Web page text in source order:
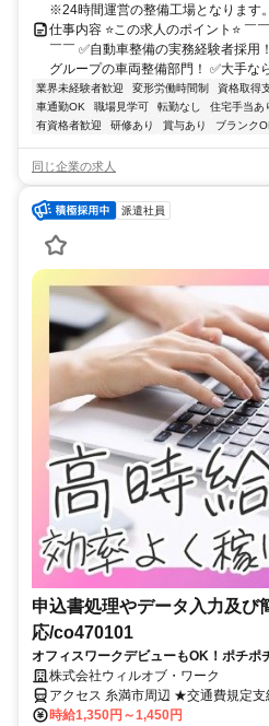
※24時間運営の整備工場となります
仕事内容 ⭐この求人のポイント⭐ ￣
￣￣ ✅自動車整備の実務経験者採用
グループの車両整備部門！ ✅大手な
業界未経験者歓迎 変形労働時間制 資格取得
車通勤OK
職場見学可 転勤なし 住宅手当あ
有資格者歓迎
研修あり 賞与あり ブランク
同じ企業の求人
派遣社員
申込書処理やデータ入力及び
応/co470101
オフィスワークデビューもOK！ポチポ
◎慣れたら在宅OK♪
株式会社ウィルオブ・ワーク
アクセス 糸満市周辺 ★交通費規定
時給1,350円～1,450円